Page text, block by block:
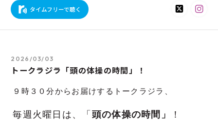
タイムフリーで聴く
2026/03/03
トークラジラ「頭の体操の時間」！
９時３０分からお届けするトークラジラ、
毎週火曜日は、「 頭の体操の時間」 ！